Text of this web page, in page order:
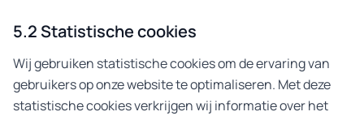
5.2 Statistische cookies
Wij gebruiken statistische cookies om de ervaring van
gebruikers op onze website te optimaliseren. Met deze
statistische cookies verkrijgen wij informatie over het